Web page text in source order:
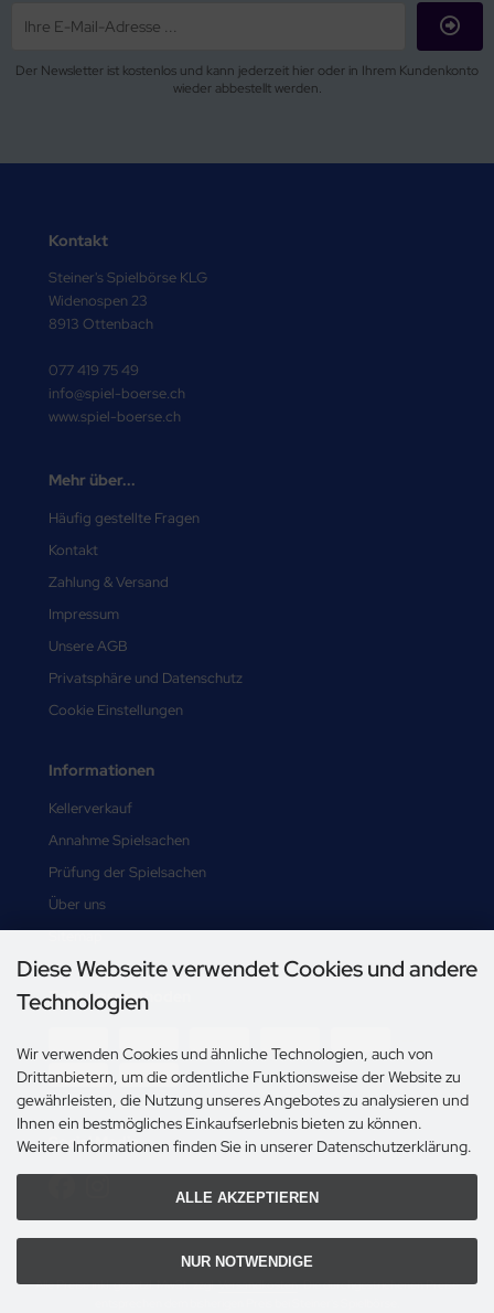
Der Newsletter ist kostenlos und kann jederzeit hier oder in Ihrem Kundenkonto
wieder abbestellt werden.
Kontakt
Steiner's Spielbörse KLG
Widenospen 23
8913 Ottenbach
077 419 75 49
info@spiel-boerse.ch
www.spiel-boerse.ch
Mehr über...
Häufig gestellte Fragen
Kontakt
Zahlung & Versand
Impressum
Unsere AGB
Privatsphäre und Datenschutz
Cookie Einstellungen
Informationen
Kellerverkauf
Annahme Spielsachen
Prüfung der Spielsachen
Über uns
Sitemap
Zahlungsmethoden
Social Media
Alle Preise inkl. gesetzl. MwSt. zzgl.Versandkosten. Die durchgestrichenen Preise
Diese Webseite verwendet Cookies und andere
Technologien
Wir verwenden Cookies und ähnliche Technologien, auch von
Drittanbietern, um die ordentliche Funktionsweise der Website zu
gewährleisten, die Nutzung unseres Angebotes zu analysieren und
Ihnen ein bestmögliches Einkaufserlebnis bieten zu können.
Weitere Informationen finden Sie in unserer Datenschutzerklärung.
ALLE AKZEPTIEREN
NUR NOTWENDIGE